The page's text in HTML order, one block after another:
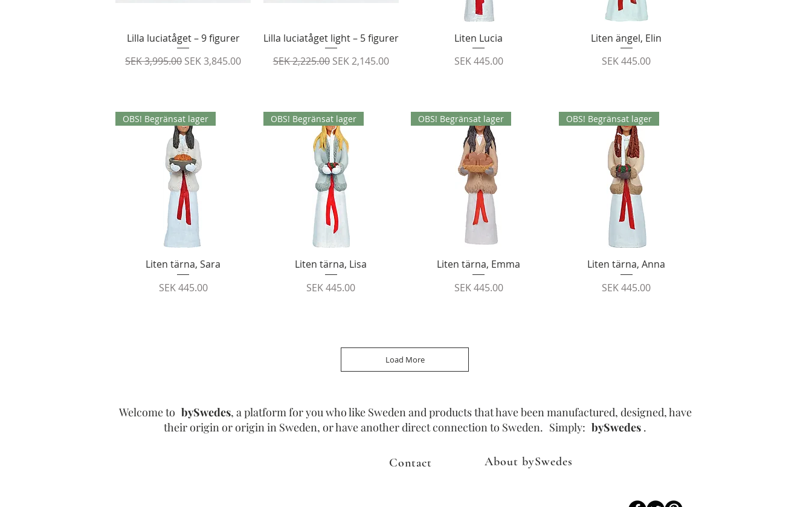
Quick View
Lilla luciatåget – 9 figurer
Regular Price
SEK 3,995.00 Sale Price
SEK 3,845.00
Quick View
Lilla luciatåget light – 5 figurer
Regular Price
SEK 2,225.00 Sale Price
SEK 2,145.00
Quick View
Liten Lucia
Price
SEK 445.00
Quick View
Liten ängel, Elin
Price
SEK 445.00
Quick View
OBS! Begränsat lager
Liten tärna, Sara
Price
SEK 445.00
Quick View
OBS! Begränsat lager
Liten tärna, Lisa
Price
SEK 445.00
Quick View
OBS! Begränsat lager
Liten tärna, Emma
Price
SEK 445.00
Quick View
OBS! Begränsat lager
Liten tärna, Anna
Price
SEK 445.00
Load More
Welcome to bySwedes, a platform for you who like Sweden and products that have been manufactured, designed, have
their origin or origin in Sweden, or have another direct connection to Sweden. Simply: bySwedes .
Contact About bySwedes